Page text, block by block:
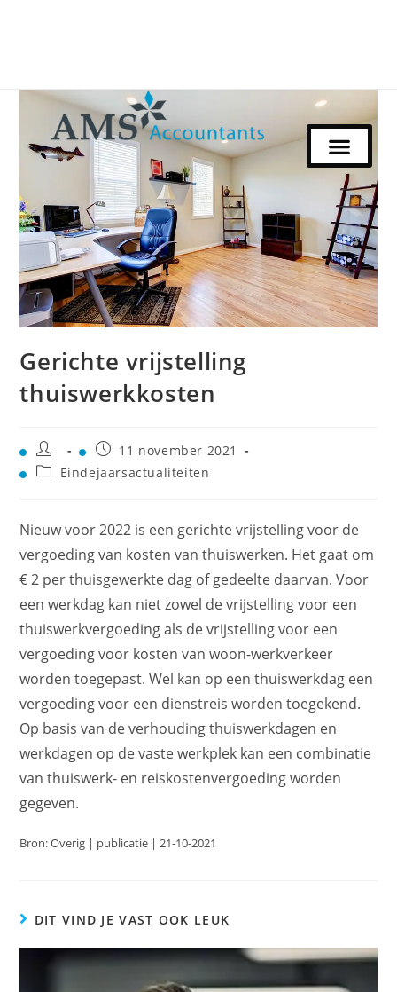
Gerichte vrijstelling
thuiswerkkosten
11 november 2021
Eindejaarsactualiteiten
Nieuw voor 2022 is een gerichte vrijstelling voor de
vergoeding van kosten van thuiswerken. Het gaat om
€ 2 per thuisgewerkte dag of gedeelte daarvan. Voor
een werkdag kan niet zowel de vrijstelling voor een
thuiswerkvergoeding als de vrijstelling voor een
vergoeding voor kosten van woon-werkverkeer
worden toegepast. Wel kan op een thuiswerkdag een
vergoeding voor een dienstreis worden toegekend.
Op basis van de verhouding thuiswerkdagen en
werkdagen op de vaste werkplek kan een combinatie
van thuiswerk- en reiskostenvergoeding worden
gegeven.
Bron: Overig | publicatie | 21-10-2021
DIT VIND JE VAST OOK LEUK